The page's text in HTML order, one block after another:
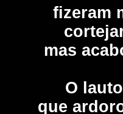
fizeram
mas
O
que